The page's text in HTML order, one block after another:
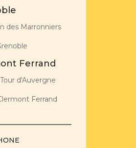
des Marronniers
Ferrand
d'Auvergne
Ferrand